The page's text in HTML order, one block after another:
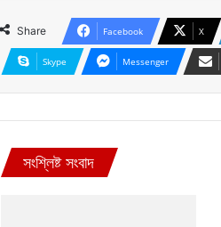
Share Facebook X
Skype Messenger
সংশ্লিষ্ট সংবাদ